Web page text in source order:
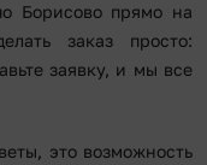
Борисово прямо на
заказ просто:
заявку, и мы все
это возможность